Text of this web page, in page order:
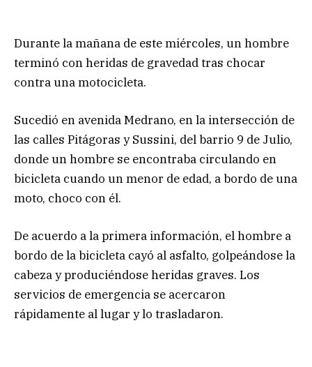
Durante la mañana de este miércoles, un hombre
terminó con heridas de gravedad tras chocar
contra una motocicleta.
Sucedió en avenida Medrano, en la intersección de
las calles Pitágoras y Sussini, del barrio 9 de Julio,
donde un hombre se encontraba circulando en
bicicleta cuando un menor de edad, a bordo de una
moto, choco con él.
De acuerdo a la primera información, el hombre a
bordo de la bicicleta cayó al asfalto, golpeándose la
cabeza y produciéndose heridas graves. Los
servicios de emergencia se acercaron
rápidamente al lugar y lo trasladaron.